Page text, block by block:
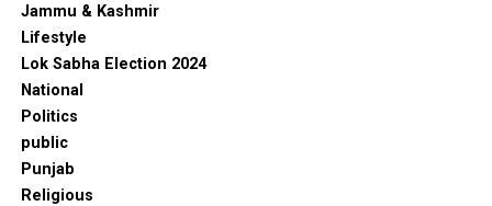
Jammu & Kashmir
Lifestyle
Lok Sabha Election 2024
National
Politics
public
Punjab
Religious